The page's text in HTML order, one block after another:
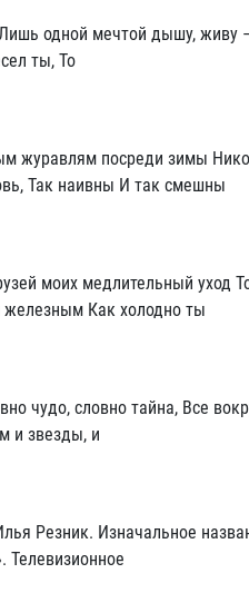
одной мечтой дышу,
ты, То
журавлям посреди зимы
Так наивны И так смешны
моих медлительный уход
железным Как холодно ты
чудо, словно тайна, Все
и звезды, и
Резник. Изначальное
Телевизионное